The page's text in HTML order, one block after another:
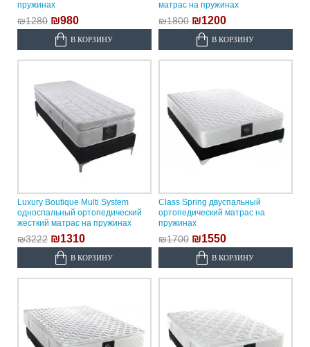
пружинах
₪1280 ₪980
В КОРЗИНУ
матрас на пружинах
₪1800 ₪1200
В КОРЗИНУ
Luxury Boutique Multi System
односпальный ортопедический
жесткий матрас на пружинах
₪3222 ₪1310
В КОРЗИНУ
Class Spring двуспальный
ортопедический матрас на
пружинах
₪1700 ₪1550
В КОРЗИНУ